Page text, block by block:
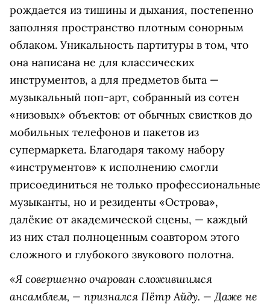
рождается из тишины и дыхания, постепенно
заполняя пространство плотным сонорным
облаком. Уникальность партитуры в том, что
она написана не для классических
инструментов, а для предметов быта —
музыкальный поп-арт, собранный из сотен
«низовых» объектов: от обычных свистков до
мобильных телефонов и пакетов из
супермаркета. Благодаря такому набору
«инструментов» к исполнению смогли
присоединиться не только профессиональные
музыканты, но и резиденты «Острова»,
далёкие от академической сцены, — каждый
из них стал полноценным соавтором этого
сложного и глубокого звукового полотна.
«Я совершенно очарован сложившимся
ансамблем, — признался Пётр Айду. — Даже не